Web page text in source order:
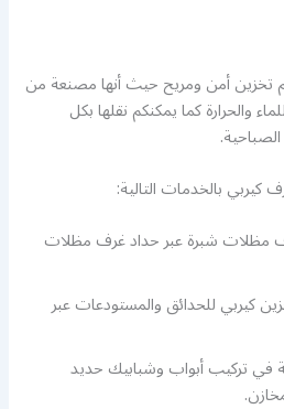
تخزين أمن ومريح حيث أنها مصنعة من
والحرارة كما يمكنكم نقلها بكل
بالخدمات التالية:
مظلات شبرة عبر حداد غرف مظلات
كيربي للحدائق والمستودعات عبر
في تركيب أبواب وشبابيك حديد